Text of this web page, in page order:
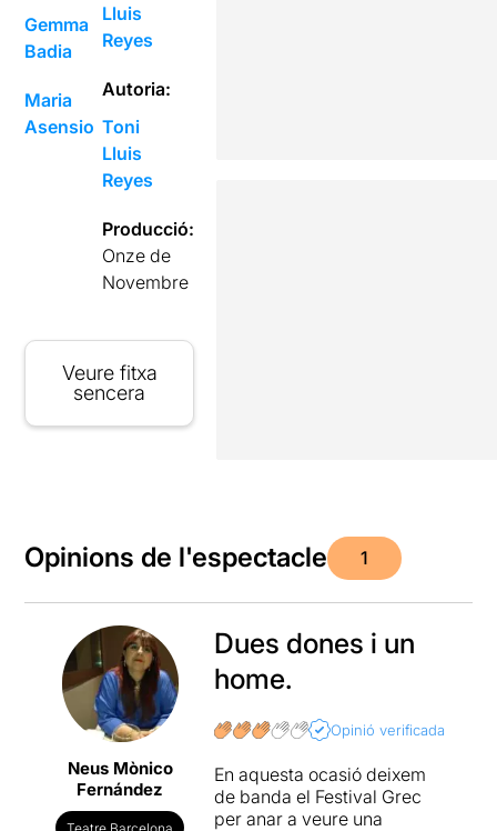
Gemma
Badia
Maria
Asensio
Lluis
Reyes
Autoria:
Toni
Lluis
Reyes
Producció:
Onze de
Novembre
Veure fitxa
sencera
Opinions de l'espectacle 1
Neus Mònico
Fernández
Dues dones i un
home.
Opinió verificada
En aquesta ocasió deixem
de banda el Festival Grec
per anar a veure una